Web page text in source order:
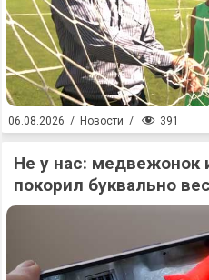
06.08.2026 / Новости / 391
Не у нас: медвежонок
покорил буквально